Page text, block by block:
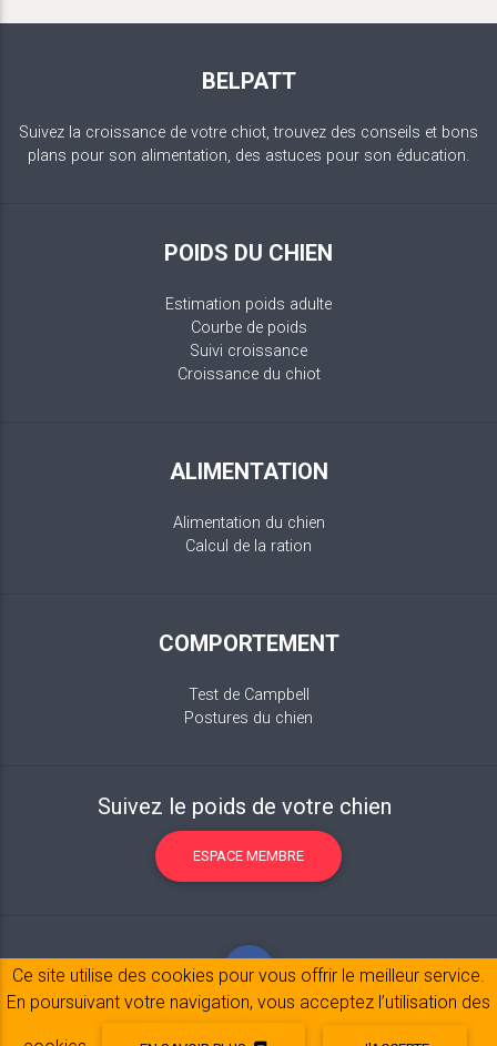
BELPATT
Suivez la croissance de votre chiot, trouvez des conseils et bons
plans pour son alimentation, des astuces pour son éducation.
POIDS DU CHIEN
Estimation poids adulte
Courbe de poids
Suivi croissance
Croissance du chiot
ALIMENTATION
Alimentation du chien
Calcul de la ration
COMPORTEMENT
Test de Campbell
Postures du chien
Suivez le poids de votre chien
ESPACE MEMBRE
Ce site utilise des cookies pour vous offrir le meilleur service.
En poursuivant votre navigation, vous acceptez l’utilisation des